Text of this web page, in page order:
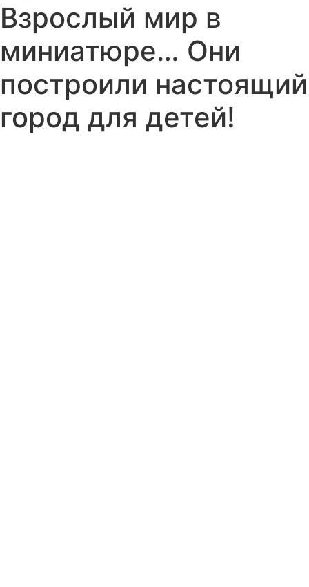
Взрослый мир в
миниатюре… Они
построили настоящий
город для детей!